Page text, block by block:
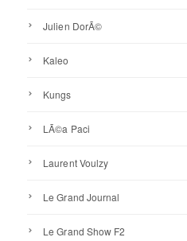
Julien DorÃ©
Kaleo
Kungs
LÃ©a Paci
Laurent Voulzy
Le Grand Journal
Le Grand Show F2